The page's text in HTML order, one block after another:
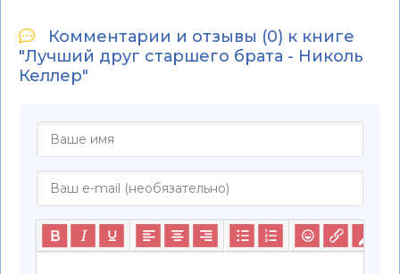
Комментарии и отзывы (0) к книге
"Лучший друг старшего брата - Николь
Келлер"